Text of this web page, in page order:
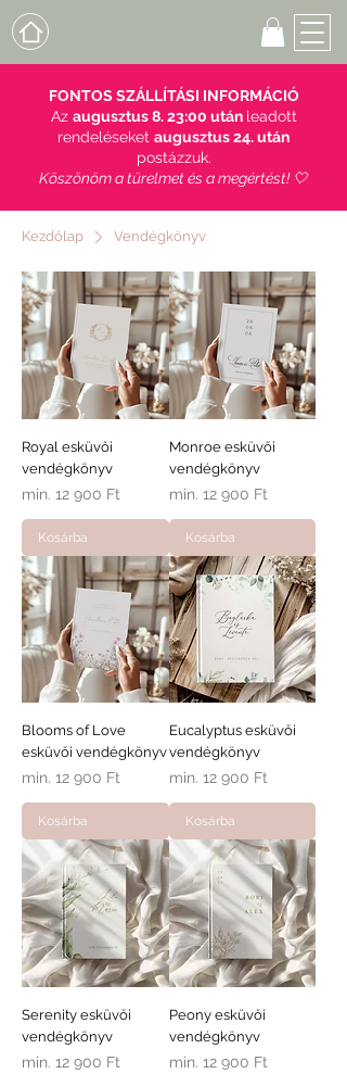
FONTOS SZÁLLÍTÁSI INFORMÁCIÓ
Az augusztus 8. 23:00 után leadott
rendeléseket augusztus 24. után
postázzuk.
Köszönöm a türelmet és a megértést! 🤍
Kezdőlap Vendégkönyv
Royal esküvői
vendégkönyv
min. 12 900 Ft
Akciós ár
Kosárba
Monroe esküvői
vendégkönyv
min. 12 900 Ft
Akciós ár
Kosárba
Blooms of Love
esküvői vendégkönyv
min. 12 900 Ft
Akciós ár
Kosárba
Eucalyptus esküvői
vendégkönyv
min. 12 900 Ft
Akciós ár
Kosárba
Serenity esküvői
vendégkönyv
min. 12 900 Ft
Akciós ár
Peony esküvői
vendégkönyv
min. 12 900 Ft
Akciós ár